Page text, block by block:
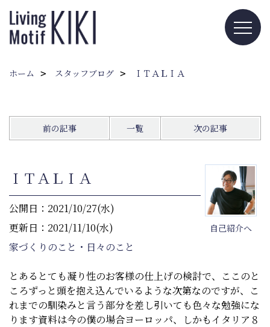
ホーム スタッフブログ ＩＴＡＬＩＡ
前の記事 一覧 次の記事
自己紹介へ
ＩＴＡＬＩＡ
公開日：2021/10/27(水)
更新日：2021/11/10(水)
家づくりのこと・日々のこと
とあるとても凝り性のお客様の仕上げの検討で、ここのと
ころずっと頭を抱え込んでいるような次第なのですが、こ
れまでの馴染みと言う部分を差し引いても色々な勉強にな
ります資料は今の僕の場合ヨーロッパ、しかもイタリア８